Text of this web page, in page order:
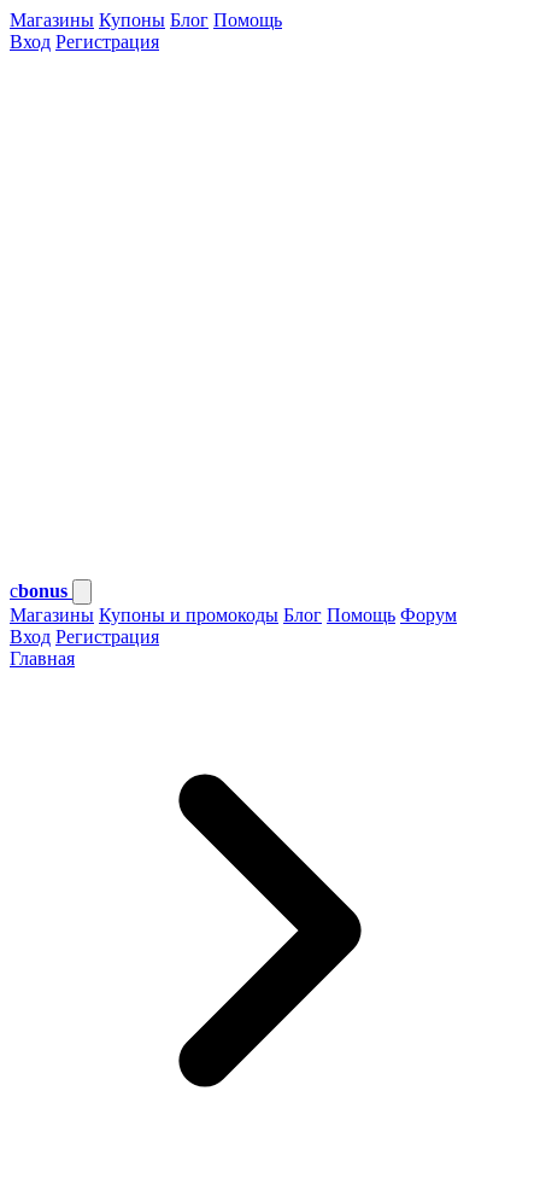
Магазины Купоны Блог Помощь
Вход Регистрация
cbonus
Магазины Купоны и промокоды Блог Помощь Форум
Вход Регистрация
Главная